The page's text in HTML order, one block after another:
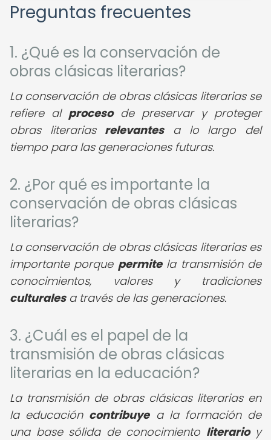
Preguntas frecuentes
1. ¿Qué es la conservación de
obras clásicas literarias?
La conservación de obras clásicas literarias se
refiere al procesode preservar y proteger
obras literarias relevantesa lo largo del
tiempo para las generaciones futuras.
2. ¿Por qué es importante la
conservación de obras clásicas
literarias?
La conservación de obras clásicas literarias es
importante porque permitela transmisión de
conocimientos, valores y tradiciones
culturalesa través de las generaciones.
3. ¿Cuál es el papel de la
transmisión de obras clásicas
literarias en la educación?
La transmisión de obras clásicas literarias en
la educación contribuyea la formación de
una base sólida de conocimiento literarioy